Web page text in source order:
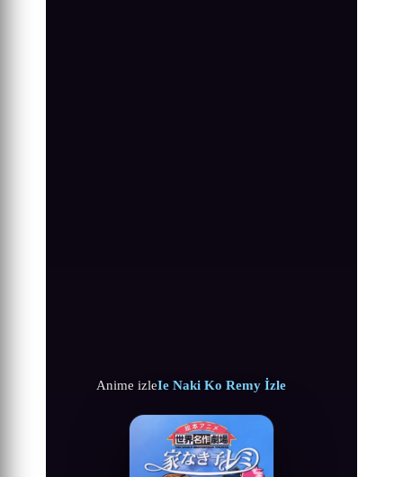
Anime izleIe Naki Ko Remy İzle